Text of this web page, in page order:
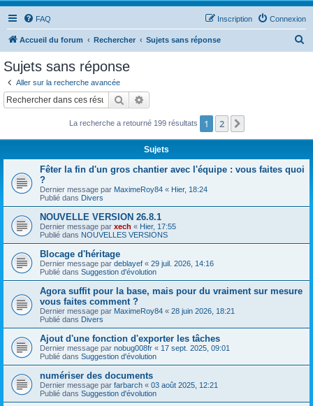
FAQ Connexion
Inscription
Accueil du forum Rechercher Sujets sans réponse
c
Sujets sans réponse
Aller sur la recherche avancée
Rechercher
La recherche a retourné 199 résultats 1 2
Sujets
Fêter la fin d'un gros chantier avec l'équipe : vous faites quoi
?
Dernier message par MaximeRoy84 « Hier, 18:24
Publié dans Divers
NOUVELLE VERSION 26.8.1
Dernier message par xech « Hier, 17:55
Publié dans NOUVELLES VERSIONS
Blocage d'héritage
Dernier message par deblayef « 29 juil. 2026, 14:16
Publié dans Suggestion d'évolution
Agora suffit pour la base, mais pour du vraiment sur mesure
vous faites comment ?
Dernier message par MaximeRoy84 « 28 juin 2026, 18:21
Publié dans Divers
Ajout d'une fonction d'exporter les tâches
Dernier message par nobug008fr « 17 sept. 2025, 09:01
Publié dans Suggestion d'évolution
numériser des documents
Dernier message par farbarch « 03 août 2025, 12:21
Publié dans Suggestion d'évolution